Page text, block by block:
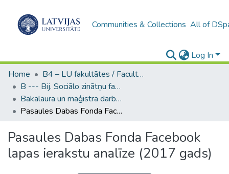
Communities & Collections All of
Log In
Home
B4 – LU fakultātes / Faculties of the UL
B --- Bij. Sociālo zinātņu fakultātes noslēguma darbi / Faculty of Social Sciences - Graduate works
Bakalaura un maģistra darbi (SZF) / Bachelor's and Master's theses
Pasaules Dabas Fonda Facebook lapas ierakstu analīze (2017 gads)
Pasaules Dabas Fonda Facebook
lapas ierakstu analīze (2017 gads)